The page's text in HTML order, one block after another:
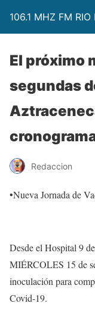
106.1 MHZ FM RIO
El próximo
segundas
Redaccion
•Nueva Jornada de
Desde el Hospital 9
MIÉRCOLES 15 de
inoculación para
Covid-19.